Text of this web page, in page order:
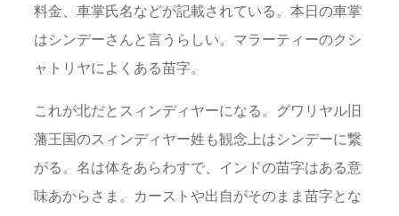
料金、車掌氏名などが記載されている。本日の車掌
はシンデーさんと言うらしい。マラーティーのクシ
ャトリヤによくある苗字。
これが北だとスィンディヤーになる。グワリヤル旧
藩王国のスィンディヤー姓も観念上はシンデーに繋
がる。名は体をあらわすで、インドの苗字はある意
味あからさま。カーストや出自がそのまま苗字とな